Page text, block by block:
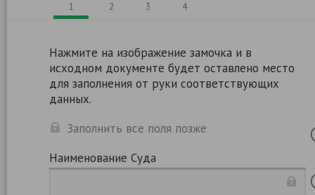
1 2 3 4
Нажмите на изображение замочка и в
исходном документе будет оставлено место
для заполнения от руки соответствующих
данных.
Заполнить все поля позже
Наименование Суда